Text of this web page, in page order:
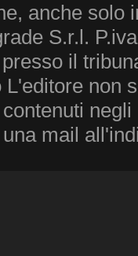
anche solo
S.r.l.
il
L'editore non
mail